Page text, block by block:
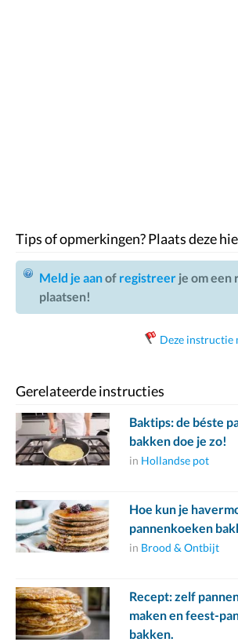
Tips of opmerkingen? Plaats deze
Meld je aanof registreer je om een
plaatsen!
Deze instructie
Gerelateerde instructies
Baktips: de béste
bakken doe je zo!
in Hollandse pot
Hoe kun je
pannenkoeken
in Brood & Ontbijt
Recept: zelf
maken en feest-
bakken.